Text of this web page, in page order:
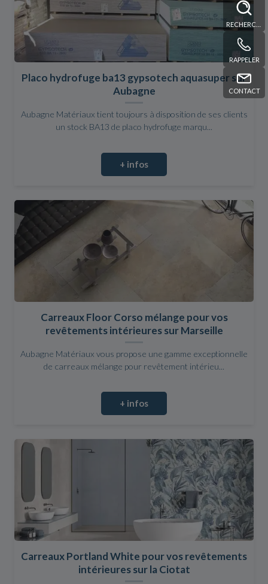
RAPPELER
CONTACT
Placo hydrofuge ba13 gypsotech aquasuper sur
Aubagne
Aubagne Matériaux tient toujours à disposition de ses clients
un stock BA13 de placo hydrofuge marqu...
+ infos
Carreaux Floor Corso mélange pour vos
revêtements intérieures sur Marseille
Aubagne Matériaux vous propose une gamme exceptionnelle
de carreaux mélange pour revêtement intérieu...
+ infos
Carreaux Portland White pour vos revêtements
intérieures sur la Ciotat